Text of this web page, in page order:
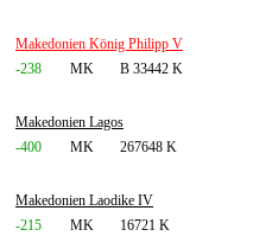
Makedonien König Philipp V
-238
MK B 33442 K
Makedonien Lagos
-400
MK 267648 K
Makedonien Laodike IV
-215
MK 16721 K